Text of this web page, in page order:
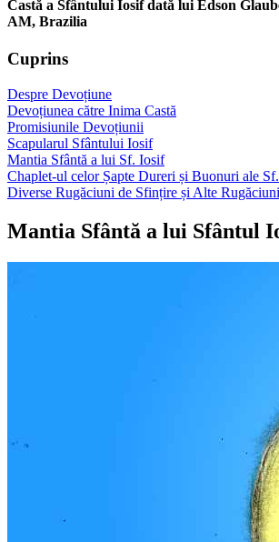
Castă a Sfântului Iosif dată lui Edson
AM, Brazilia
Cuprins
Despre Devoțiune
Devoțiunea către Inima Castă
Promisiunile Devoțiunii
Scapularul Sfântului Iosif
Mantia Sfântă a lui Sf. Iosif
Chaplet-ul celor Șapte Dureri și Buonuri ale
Diverse Rugăciuni de Sfințire și Alte Rugăciuni
Mantia Sfântă a lui Sfântul